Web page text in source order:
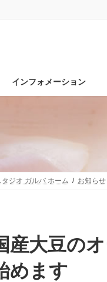
インフォメーション
タジオ ガルバ ホーム お知らせ
インの販売を
めます